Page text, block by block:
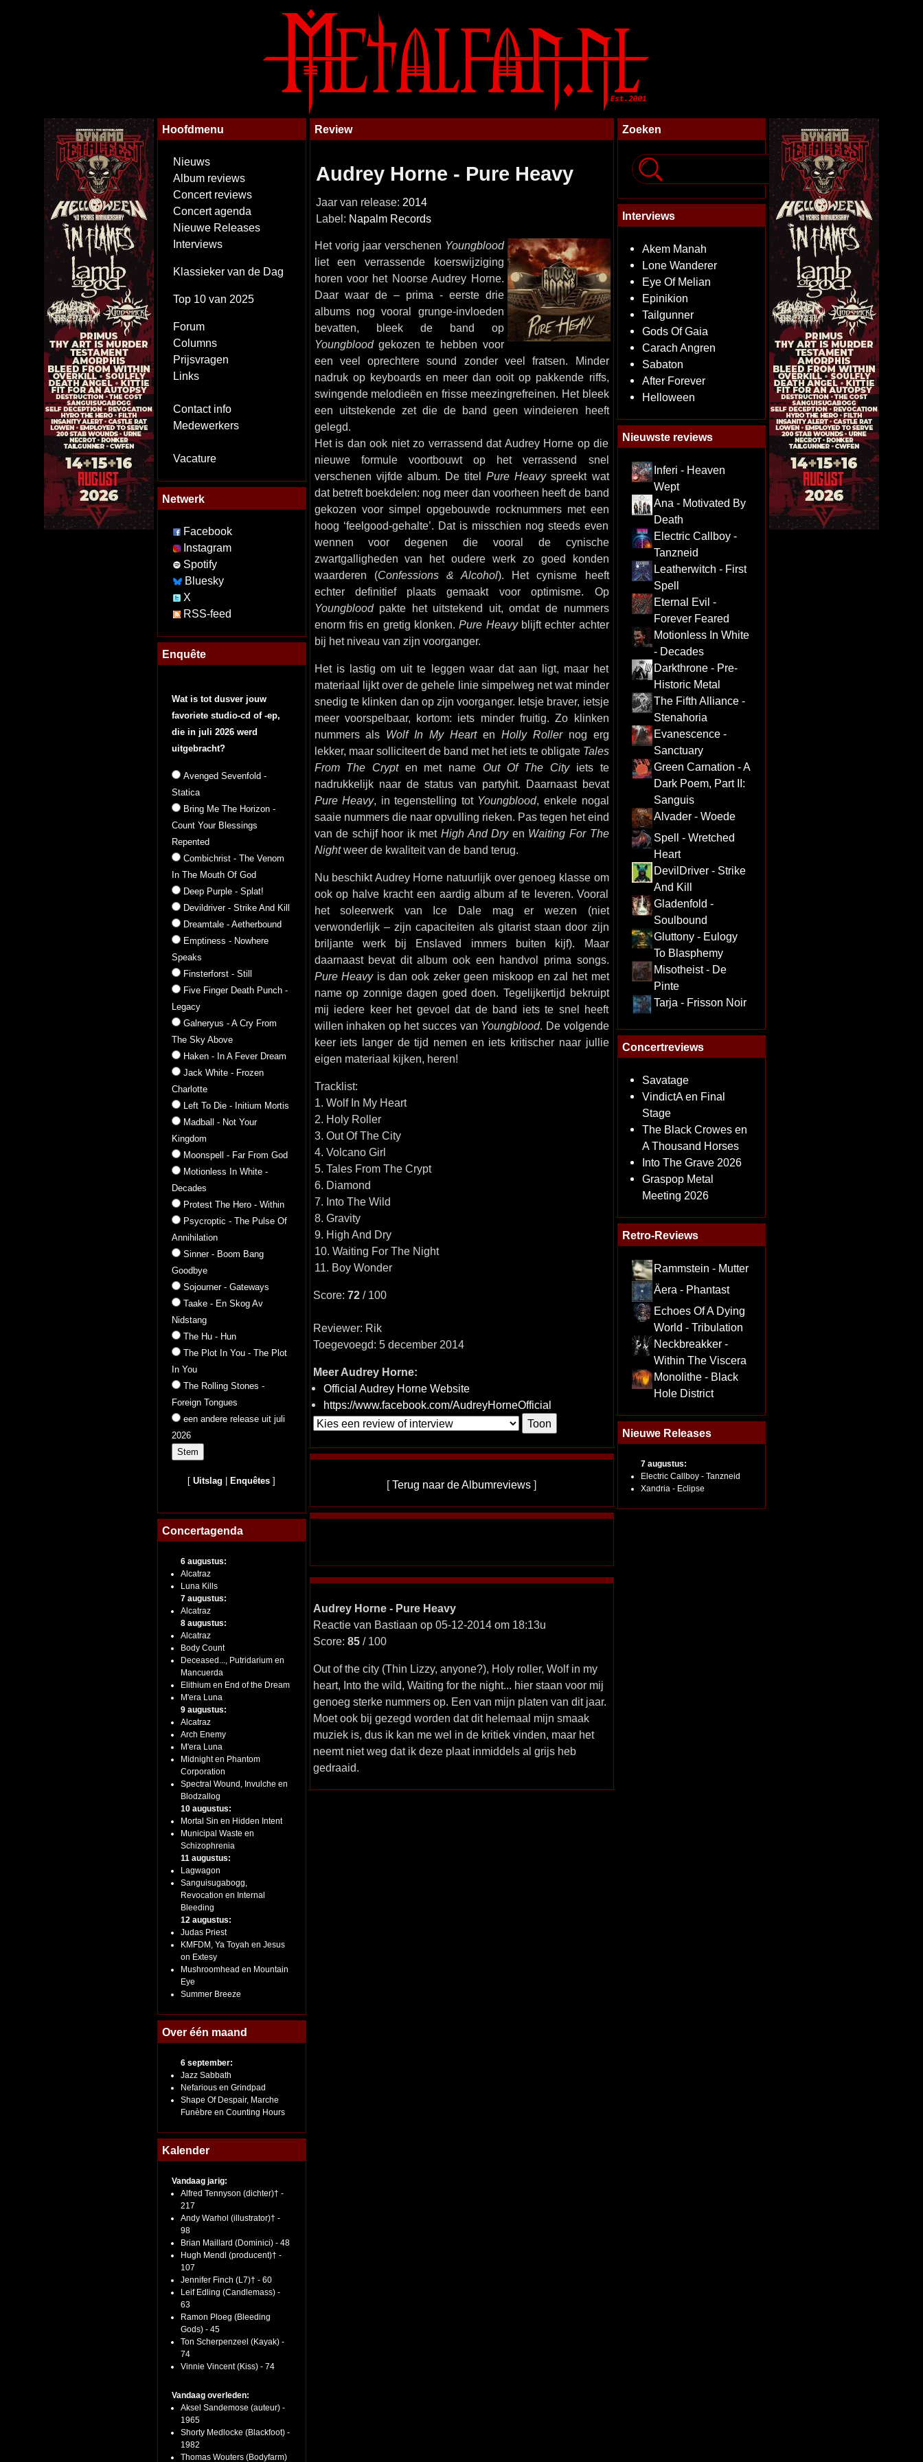
Hoofdmenu
Nieuws
Album reviews
Concert reviews
Concert agenda
Nieuwe Releases
Interviews
Klassieker van de Dag
Top 10 van 2025
Forum
Columns
Prijsvragen
Links
Contact info
Medewerkers
Vacature
Netwerk
Facebook
Instagram
Spotify
Bluesky
X
RSS-feed
Enquête
Wat is tot dusver jouw
favoriete studio-cd of -ep,
die in juli 2026 werd
uitgebracht?
Avenged Sevenfold -
Statica
Bring Me The Horizon -
Count Your Blessings
Repented
Combichrist - The Venom
In The Mouth Of God
Deep Purple - Splat!
Devildriver - Strike And Kill
Dreamtale - Aetherbound
Emptiness - Nowhere
Speaks
Finsterforst - Still
Five Finger Death Punch -
Legacy
Galneryus - A Cry From
The Sky Above
Haken - In A Fever Dream
Jack White - Frozen
Charlotte
Left To Die - Initium Mortis
Madball - Not Your
Kingdom
Moonspell - Far From God
Motionless In White -
Decades
Protest The Hero - Within
Psycroptic - The Pulse Of
Annihilation
Sinner - Boom Bang
Goodbye
Sojourner - Gateways
Taake - En Skog Av
Nidstang
The Hu - Hun
The Plot In You - The Plot
In You
The Rolling Stones -
Foreign Tongues
een andere release uit juli
2026
[Uitslag Enquêtes ]
Concertagenda
6 augustus:
Alcatraz
Luna Kills
7 augustus:
Alcatraz
8 augustus:
Alcatraz
Body Count
Deceased..., Putridarium en
Mancuerda
Elithium en End of the Dream
M'era Luna
9 augustus:
Alcatraz
Arch Enemy
M'era Luna
Midnight en Phantom
Corporation
Spectral Wound, Invulche en
Blodzallog
10 augustus:
Mortal Sin en Hidden Intent
Municipal Waste en
Schizophrenia
11 augustus:
Lagwagon
Sanguisugabogg,
Revocation en Internal
Bleeding
12 augustus:
Judas Priest
KMFDM, Ya Toyah en Jesus
on Extesy
Mushroomhead en Mountain
Eye
Summer Breeze
Over één maand
6 september:
Jazz Sabbath
Nefarious en Grindpad
Shape Of Despair, Marche
Funèbre en Counting Hours
Kalender
Vandaag jarig:
Alfred Tennyson (dichter)† -
217
Andy Warhol (illustrator)† -
98
Brian Maillard (Dominici) - 48
Hugh Mendl (producent)† -
107
Jennifer Finch (L7)† - 60
Leif Edling (Candlemass) -
63
Ramon Ploeg (Bleeding
Gods) - 45
Ton Scherpenzeel (Kayak) -
74
Vinnie Vincent (Kiss) - 74
Vandaag overleden:
Aksel Sandemose (auteur) -
1965
Shorty Medlocke (Blackfoot) -
1982
Thomas Wouters (Bodyfarm)
Review
Audrey Horne - Pure Heavy
Jaar van release: 2014
Label: Napalm Records
Het vorig jaar verschenen Youngblood
liet een verrassende koerswijziging
horen voor het Noorse Audrey Horne.
Daar waar de – prima - eerste drie
albums nog vooral grunge-invloeden
bevatten, bleek de band op
Youngbloodgekozen te hebben voor
een veel oprechtere sound zonder veel fratsen. Minder
nadruk op keyboards en meer dan ooit op pakkende riffs,
swingende melodieën en frisse meezingrefreinen. Het bleek
een uitstekende zet die de band geen windeieren heeft
gelegd.
Het is dan ook niet zo verrassend dat Audrey Horne op die
nieuwe formule voortbouwt op het verrassend snel
verschenen vijfde album. De titelPure Heavyspreekt wat
dat betreft boekdelen: nog meer dan voorheen heeft de band
gekozen voor simpel opgebouwde rocknummers met een
hoog ‘feelgood-gehalte’. Dat is misschien nog steeds even
wennen voor degenen die vooral de cynische
zwartgalligheden van het oudere werk zo goed konden
waarderen (Confessions & Alcohol). Het cynisme heeft
echter definitief plaats gemaakt voor optimisme. Op
Youngbloodpakte het uitstekend uit, omdat de nummers
enorm fris en gretig klonken.Pure Heavyblijft echter achter
bij het niveau van zijn voorganger.
Het is lastig om uit te leggen waar dat aan ligt, maar het
materiaal lijkt over de gehele linie simpelweg net wat minder
snedig te klinken dan op zijn voorganger. Ietsje braver, ietsje
meer voorspelbaar, kortom: iets minder fruitig. Zo klinken
nummers als Wolf In My Hearten Holly Rollernog erg
lekker, maar solliciteert de band met het iets te obligate Tales
From The Crypten met name Out Of The Cityiets te
nadrukkelijk naar de status van partyhit. Daarnaast bevat
Pure Heavy, in tegenstelling tot Youngblood, enkele nogal
saaie nummers die naar opvulling rieken. Pas tegen het eind
van de schijf hoor ik met High And Dryen Waiting For The
Nightweer de kwaliteit van de band terug.
Nu beschikt Audrey Horne natuurlijk over genoeg klasse om
ook op halve kracht een aardig album af te leveren. Vooral
het soleerwerk van Ice Dale mag er wezen (niet
verwonderlijk – zijn capaciteiten als gitarist staan door zijn
briljante werk bij Enslaved immers buiten kijf). Maar
daarnaast bevat dit album ook een handvol prima songs.
Pure Heavyis dan ook zeker geen miskoop en zal het met
name op zonnige dagen goed doen. Tegelijkertijd bekruipt
mij iedere keer het gevoel dat de band iets te snel heeft
willen inhaken op het succes van Youngblood. De volgende
keer iets langer de tijd nemen en iets kritischer naar jullie
eigen materiaal kijken, heren!
Tracklist:
1. Wolf In My Heart
2. Holy Roller
3. Out Of The City
4. Volcano Girl
5. Tales From The Crypt
6. Diamond
7. Into The Wild
8. Gravity
9. High And Dry
10. Waiting For The Night
11. Boy Wonder
Score: 72/ 100
Reviewer: Rik
Toegevoegd: 5 december 2014
Meer Audrey Horne:
Official Audrey Horne Website
https://www.facebook.com/AudreyHorneOfficial
[Terug naar de Albumreviews ]
Audrey Horne - Pure Heavy
Reactie van Bastiaan op 05-12-2014 om 18:13u
Score: 85/ 100
Out of the city (Thin Lizzy, anyone?), Holy roller, Wolf in my
heart, Into the wild, Waiting for the night... hier staan voor mij
genoeg sterke nummers op. Een van mijn platen van dit jaar.
Moet ook bij gezegd worden dat dit helemaal mijn smaak
muziek is, dus ik kan me wel in de kritiek vinden, maar het
neemt niet weg dat ik deze plaat inmiddels al grijs heb
gedraaid.
Zoeken
Interviews
Akem Manah
Lone Wanderer
Eye Of Melian
Epinikion
Tailgunner
Gods Of Gaia
Carach Angren
Sabaton
After Forever
Helloween
Nieuwste reviews
Inferi - Heaven
Wept
Ana - Motivated By
Death
Electric Callboy -
Tanzneid
Leatherwitch - First
Spell
Eternal Evil -
Forever Feared
Motionless In White
- Decades
Darkthrone - Pre-
Historic Metal
The Fifth Alliance -
Stenahoria
Evanescence -
Sanctuary
Green Carnation - A
Dark Poem, Part II:
Sanguis
Alvader - Woede
Spell - Wretched
Heart
DevilDriver - Strike
And Kill
Gladenfold -
Soulbound
Gluttony - Eulogy
To Blasphemy
Misotheist - De
Pinte
Tarja - Frisson Noir
Concertreviews
Savatage
VindictA en Final
Stage
The Black Crowes en
A Thousand Horses
Into The Grave 2026
Graspop Metal
Meeting 2026
Retro-Reviews
Rammstein - Mutter
Äera - Phantast
Echoes Of A Dying
World - Tribulation
Neckbreakker -
Within The Viscera
Monolithe - Black
Hole District
Nieuwe Releases
7 augustus:
Electric Callboy - Tanzneid
Xandria - Eclipse